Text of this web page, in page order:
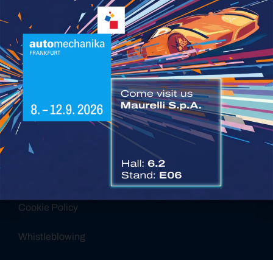
Alternative:
Certificazioni Maurelli SPA
Governance Maurelli SPA
Report di Sostenibilità
Cookie Policy
Whistleblowing